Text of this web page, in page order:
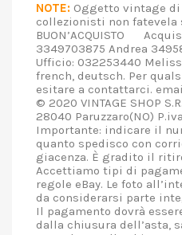
NOTE: Oggetto vintage
collezionisti non fatevela
BUON’ACQUISTO
3349703875 Andrea
Ufficio: 032253440
french, deutsch. Per
esitare a contattarci.
© 2020 VINTAGE SHOP
28040 Paruzzaro(NO)
Importante: indicare il
quanto spedisco con
giacenza. È gradito il
Accettiamo tipi di
regole eBay. Le foto
da considerarsi parte
Il pagamento dovrà
dalla chiusura dell’asta,